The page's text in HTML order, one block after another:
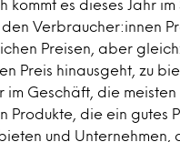
kommt es dieses Jahr
Verbraucher:innen
Preisen, aber
Preis hinausgeht, zu
im Geschäft, die meisten
Produkte, die ein gutes
und Unternehmen,